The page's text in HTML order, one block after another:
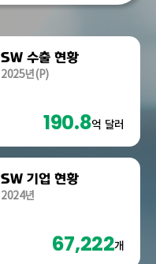
SW 수출 현황
2025년(P)
190.8억 달러
SW 기업 현황
2024년
67,222개